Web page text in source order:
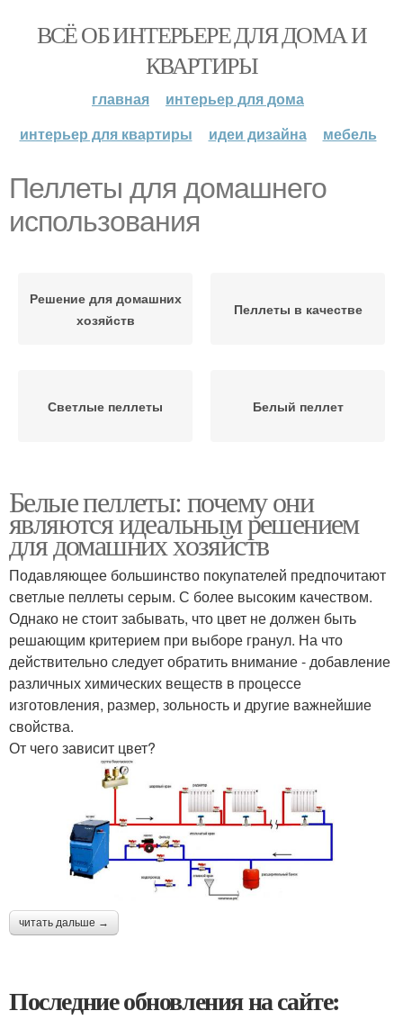
ВСЁ ОБ ИНТЕРЬЕРЕ ДЛЯ ДОМА И
КВАРТИРЫ
главная
интерьер для дома
интерьер для квартиры
идеи дизайна мебель
Пеллеты для домашнего
использования
Решение для домашних
хозяйств
Пеллеты в качестве
Светлые пеллеты Белый пеллет
Белые пеллеты: почему они
являются идеальным решением
для домашних хозяйств
Подавляющее большинство покупателей предпочитают
светлые пеллеты серым. С более высоким качеством.
Однако не стоит забывать, что цвет не должен быть
решающим критерием при выборе гранул. На что
действительно следует обратить внимание - добавление
различных химических веществ в процессе
изготовления, размер, зольность и другие важнейшие
свойства.
От чего зависит цвет?
читать дальше →
Последние обновления на сайте: